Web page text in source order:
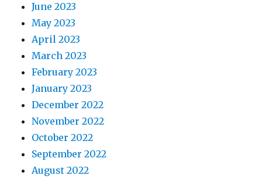
June 2023
May 2023
April 2023
March 2023
February 2023
January 2023
December 2022
November 2022
October 2022
September 2022
August 2022